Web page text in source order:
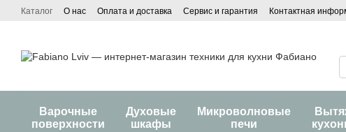
Перейти к основному контенту
Каталог О нас Оплата и доставка Сервис и гарантия Контактная
Варочные
поверхности
Духовые
шкафы
Микроволновые
печи